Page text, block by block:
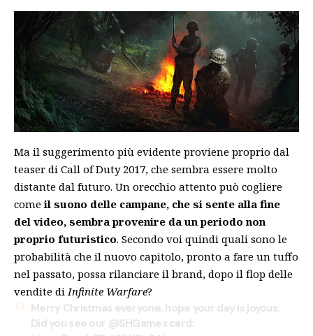
Ma il suggerimento più evidente proviene proprio dal
teaser di Call of Duty 2017, che sembra essere molto
distante dal futuro. Un orecchio attento può cogliere
comeil suono delle campane, che si sente alla fine
del video, sembra provenire da un periodo non
proprio futuristico. Secondo voi quindi quali sono le
probabilità che il nuovo capitolo, pronto a fare un tuffo
nel passato, possa rilanciare il brand, dopo il flop delle
vendite di Infinite Warfare?
Merry Christmas everyone, hope your day is joyous.
Did you see our @SHGamescard: